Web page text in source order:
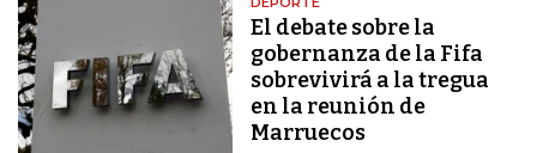
El debate sobre la
gobernanza de la Fifa
sobrevivirá a la tregua
en la reunión de
Marruecos